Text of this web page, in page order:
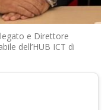
e Direttore
dell’HUB ICT di